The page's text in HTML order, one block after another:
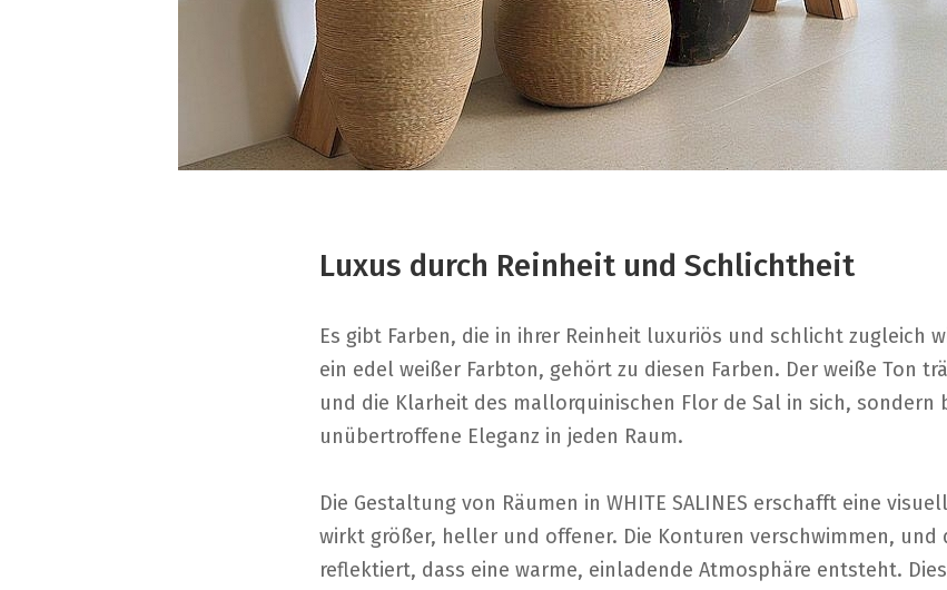
Luxus durch Reinheit und Schlichtheit
Es gibt Farben, die in ihrer Reinheit luxuriös und schlicht zugleich
ein edel weißer Farbton, gehört zu diesen Farben. Der weiße Ton
und die Klarheit des mallorquinischen Flor de Sal in sich, sondern
unübertroffene Eleganz in jeden Raum.
Die Gestaltung von Räumen in WHITE SALINES erschafft eine
wirkt größer, heller und offener. Die Konturen verschwimmen, und
reflektiert, dass eine warme, einladende Atmosphäre entsteht.